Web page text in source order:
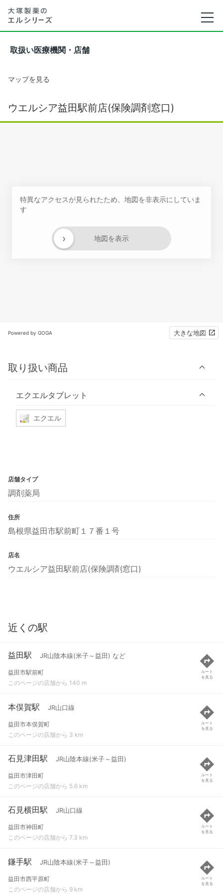
取扱い医療機関・店舗
マップを見る
ウエルシア益田駅前店(保険調剤窓口)
特異なアクセスが見られたため、地図を非表示にしていま
す
地図を表示
›
Powered by GOGA 大きな地図
取り扱い商品
エクエルタブレット
エクエル
店舗タイプ
調剤薬局
住所
島根県益田市駅前町１７番１号
店名
ウエルシア益田駅前店(保険調剤窓口)
近くの駅
益田駅 JR山陰本線(米子～益田) など
益田市駅前町
このページの店舗から 140 m
ルート
を見る
本俣賀駅 JR山口線
益田市本俣賀町
このページの店舗から 3 km
ルート
を見る
石見津田駅 JR山陰本線(米子～益田)
益田市津田町
このページの店舗から 5.6 km
ルート
を見る
石見横田駅 JR山口線
益田市神田町
このページの店舗から 7.3 km
ルート
を見る
鎌手駅 JR山陰本線(米子～益田)
益田市西平原町
このページの店舗から 9 km
ルート
を見る